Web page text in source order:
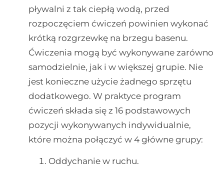
pływalni z tak ciepłą wodą, przed
rozpoczęciem ćwiczeń powinien wykonać
krótką rozgrzewkę na brzegu basenu.
Ćwiczenia mogą być wykonywane zarówno
samodzielnie, jak i w większej grupie. Nie
jest konieczne użycie żadnego sprzętu
dodatkowego. W praktyce program
ćwiczeń składa się z 16 podstawowych
pozycji wykonywanych indywidualnie,
które można połączyć w 4 główne grupy:
Oddychanie w ruchu.